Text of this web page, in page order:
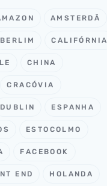
AMSTERDÃ
BERLIM CALIFÓRNIA
CHINA
CRACÓVIA
DUBLIN ESPANHA
ESTOCOLMO
FACEBOOK
END HOLANDA